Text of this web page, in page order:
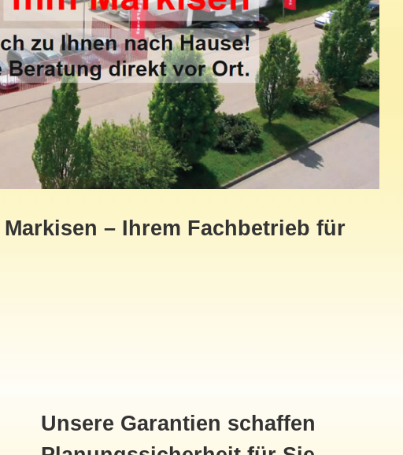
– Ihrem Fachbetrieb für
Unsere Garantien schaffen